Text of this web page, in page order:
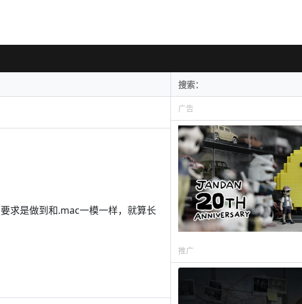
求是做到和.mac一模一样，就算长
广告
推广